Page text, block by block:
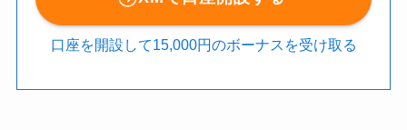
口座を開設して15,000円のボーナスを受け取る